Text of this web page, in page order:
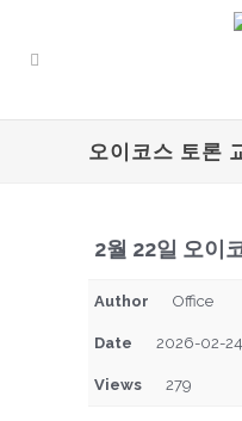
오이코스 토론
2월 22일 오이
Author Office
Date 2026-02-
Views 279